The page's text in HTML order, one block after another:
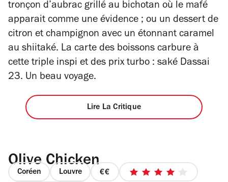
tronçon d’aubrac grillé au bichotan où le mafé
apparait comme une évidence ; ou un dessert de
citron et champignon avec un étonnant caramel
au shiitaké. La carte des boissons carbure à
cette triple inspi et des prix turbo : saké Dassai
23. Un beau voyage.
Lire La Critique
Olive Chicken
Coréen Louvre
prix
4